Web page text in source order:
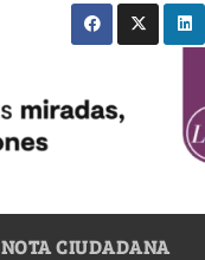
NOTA CIUDADANA